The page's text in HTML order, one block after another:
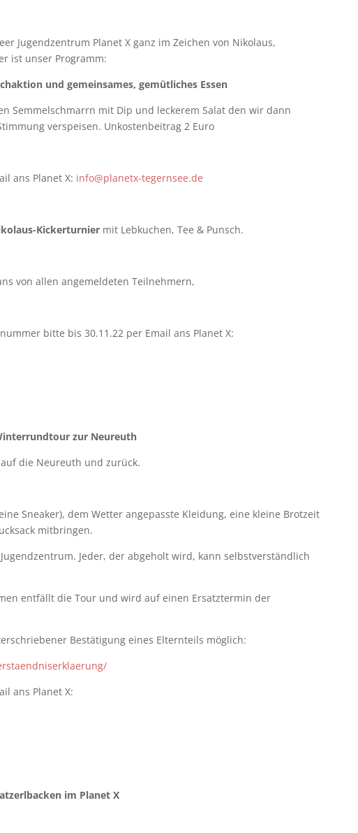
Jugendzentrum Planet X ganz im Zeichen von Nikolaus,
ist unser Programm:
und gemeinsames, gemütliches Essen
Semmelschmarrn mit Dip und leckerem Salat den wir dann
verspeisen. Unkostenbeitrag 2 Euro
ans Planet X: info@planetx-tegernsee.de
Kickerturnier mit Lebkuchen, Tee & Punsch.
von allen angemeldeten Teilnehmern,
bitte bis 30.11.22 per Email ans Planet X:
zur Neureuth
die Neureuth und zurück.
Sneaker), dem Wetter angepasste Kleidung, eine kleine Brotzeit
mitbringen.
Jeder, der abgeholt wird, kann selbstverständlich
entfällt die Tour und wird auf einen Ersatztermin der
Bestätigung eines Elternteils möglich:
ans Planet X:
im Planet X